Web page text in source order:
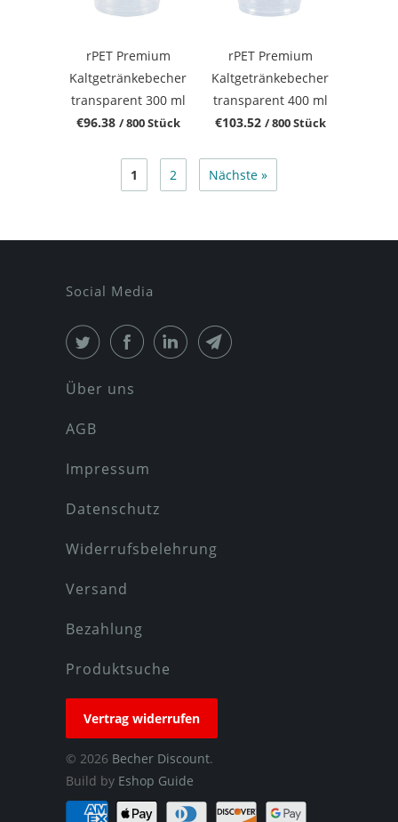
rPET Premium
Kaltgetränkebecher
transparent 300 ml
€96.38 / 800 Stück
rPET Premium
Kaltgetränkebecher
transparent 400 ml
€103.52 / 800 Stück
1 2 Nächste »
Social Media
Über uns
AGB
Impressum
Datenschutz
Widerrufsbelehrung
Versand
Bezahlung
Produktsuche
Vertrag widerrufen
© 2026 Becher Discount.
Build by Eshop Guide